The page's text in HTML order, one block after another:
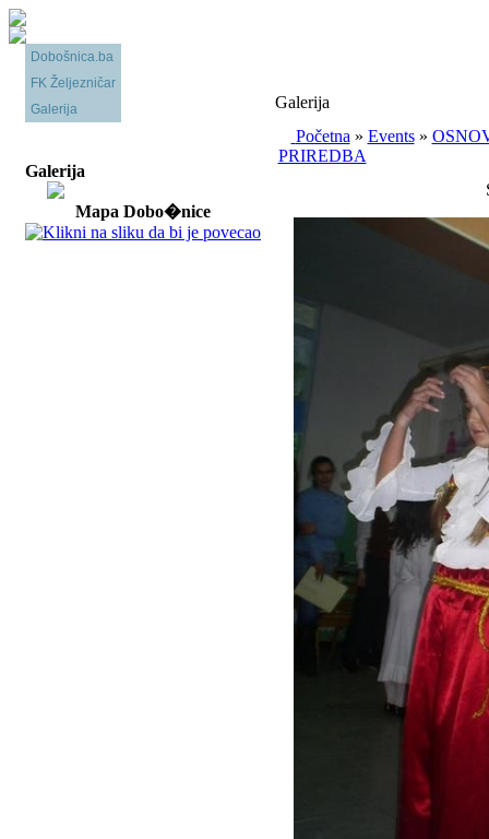
Dobošnica.ba
FK Željezničar
Galerija
Galerija
Mapa Dobo�nice
Galerija
Početna » Events»
PRIREDBA